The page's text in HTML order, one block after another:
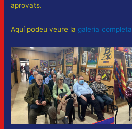
aprovats.
Aquí podeu veure la galeria completa